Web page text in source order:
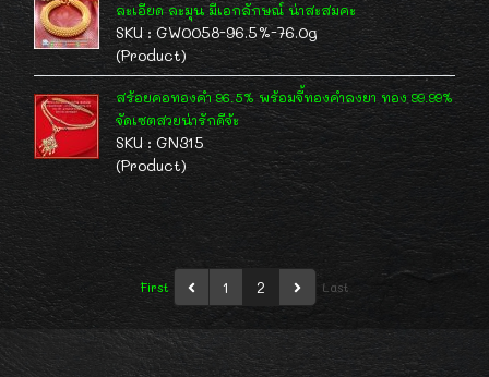
ละเอียด ละมุน มีเอกลักษณ์ น่าสะสมคะ
SKU : GW0058-96.5%-76.0g
(Product)
สร้อยคอทองคำ 96.5% พร้อมจี้ทองคำลงยา ทอง 99.99%
จัดเซตสวยน่ารักดีจ้ะ
SKU : GN315
(Product)
First 1 2 Last